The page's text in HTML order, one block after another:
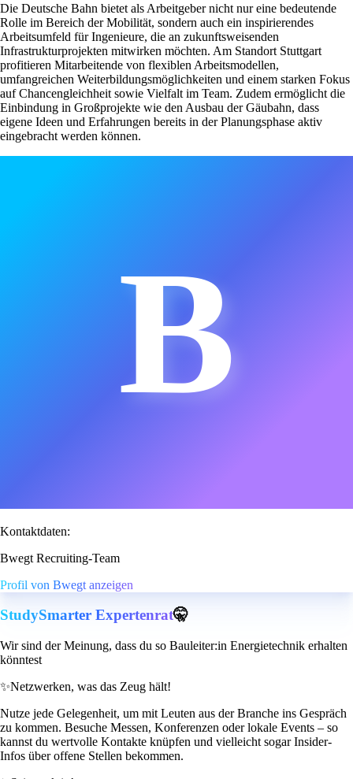
Die Deutsche Bahn bietet als Arbeitgeber nicht nur eine bedeutende
Rolle im Bereich der Mobilität, sondern auch ein inspirierendes
Arbeitsumfeld für Ingenieure, die an zukunftsweisenden
Infrastrukturprojekten mitwirken möchten. Am Standort Stuttgart
profitieren Mitarbeitende von flexiblen Arbeitsmodellen,
umfangreichen Weiterbildungsmöglichkeiten und einem starken Fokus
auf Chancengleichheit sowie Vielfalt im Team. Zudem ermöglicht die
Einbindung in Großprojekte wie den Ausbau der Gäubahn, dass
eigene Ideen und Erfahrungen bereits in der Planungsphase aktiv
eingebracht werden können.
B
Kontaktdaten:
Bwegt Recruiting-Team
Profil von Bwegt anzeigen
StudySmarter Expertenrat🤫
Wir sind der Meinung, dass du so Bauleiter:in Energietechnik erhalten
könntest
✨Netzwerken, was das Zeug hält!
Nutze jede Gelegenheit, um mit Leuten aus der Branche ins Gespräch
zu kommen. Besuche Messen, Konferenzen oder lokale Events – so
kannst du wertvolle Kontakte knüpfen und vielleicht sogar Insider-
Infos über offene Stellen bekommen.